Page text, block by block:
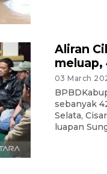
Aliran
03 March
sebanyak
Selata,
luapan